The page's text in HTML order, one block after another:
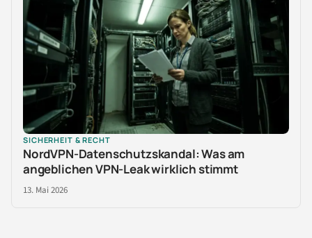
SICHERHEIT & RECHT
NordVPN-Datenschutzskandal: Was am
angeblichen VPN-Leak wirklich stimmt
13. Mai 2026